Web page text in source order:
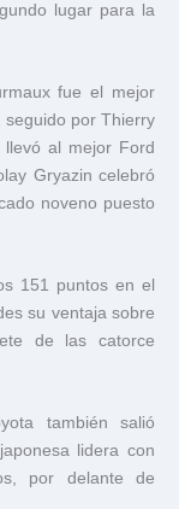
lugar para la
fue el mejor
seguido por Thierry
llevó al mejor Ford
Gryazin celebró
noveno puesto
151 puntos en el
su ventaja sobre
de las catorce
también salió
lidera con
por delante de